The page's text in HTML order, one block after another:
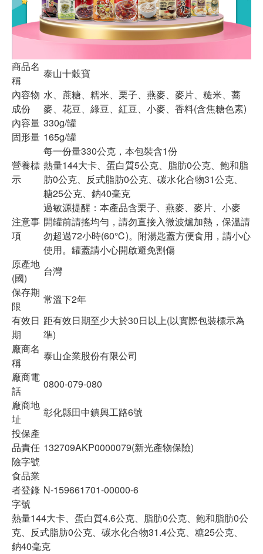
商品名
稱
泰山十穀寶
內容物
成份
水、蔗糖、糯米、栗子、燕麥、麥片、糙米、蕎
麥、花豆、綠豆、紅豆、小麥、香料(含焦糖色素)
內容量 330g/罐
固形量 165g/罐
營養標
示
每一份量330公克，本包裝含1份
熱量144大卡、蛋白質5公克、脂肪0公克、飽和脂
肪0公克、反式脂肪0公克、碳水化合物31公克、
糖25公克、鈉40毫克
注意事
項
過敏源提醒：本產品含栗子、燕麥、麥片、小麥
開罐前請搖均勻，請勿直接入微波爐加熱，保溫請
勿超過72小時(60℃)。附湯匙蓋方便食用，請小心
使用。罐蓋請小心開啟避免割傷
原產地
(國)
台灣
保存期
限
常溫下2年
有效日
期
距有效日期至少大於30日以上(以實際包裝標示為
準)
廠商名
稱
泰山企業股份有限公司
廠商電
話
0800-079-080
廠商地
址
彰化縣田中鎮興工路6號
投保產
品責任
險字號
132709AKP0000079(新光產物保險)
食品業
者登錄
字號
N-159661701-00000-6
熱量144大卡、蛋白質4.6公克、脂肪0公克、飽和脂肪0公
克、反式脂肪0公克、碳水化合物31.4公克、糖25公克、
鈉40毫克